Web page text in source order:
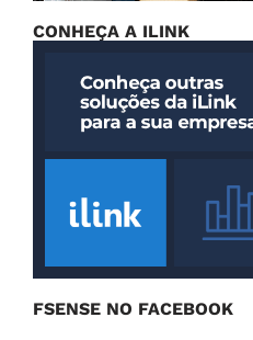
CONHEÇA A ILINK
FSENSE NO FACEBOOK